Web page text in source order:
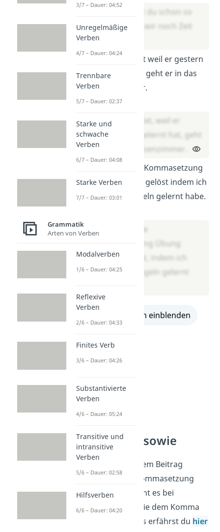
Warum gehst du schon so
früh, obwohl wir noch Zeit
haben?
Gut vorbereitet weil er gestern
viel gelernt hat geht er in das
Klassenzimmer.
Lösung:
Gut vorbereitet, weil er
gestern viel gelernt hat, geht
er in das Klassenzimmer.
Ich habe diese Kommasetzung
Übung perfekt gelöst indem ich
vorher die Regeln gelernt habe.
Ich habe diese
Kommasetzung Übung
perfekt gelöst, indem ich
vorher die Regeln gelernt
alle Lösungen einblenden
Komma vor sowie
Perfekt, mit unserem Beitrag
konntest du die Kommasetzung
üben. Aber wie sieht es bei
speziellen Fällen wie dem Komma
aus? Das erfährst du hier
3/7 – Dauer: 04:52
Unregelmäßige
Verben
4/7 – Dauer: 04:24
Trennbare
Verben
5/7 – Dauer: 02:37
Starke und
schwache
Verben
6/7 – Dauer: 04:08
Starke Verben
7/7 – Dauer: 03:01
Grammatik
Arten von Verben
Modalverben
1/6 – Dauer: 04:25
Reflexive
Verben
2/6 – Dauer: 04:33
Finites Verb
3/6 – Dauer: 04:26
Substantivierte
Verben
4/6 – Dauer: 05:24
Transitive und
intransitive
Verben
5/6 – Dauer: 02:58
Hilfsverben
6/6 – Dauer: 04:20